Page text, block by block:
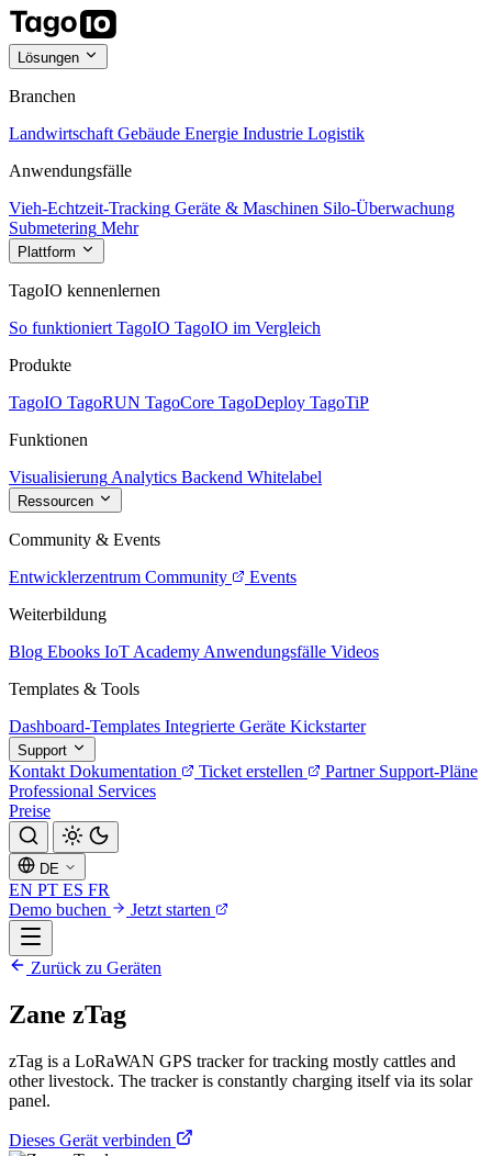
Lösungen
Branchen
Landwirtschaft Gebäude Energie Industrie Logistik
Anwendungsfälle
Vieh-Echtzeit-Tracking Geräte & Maschinen Silo-Überwachung
Submetering Mehr
Plattform
TagoIO kennenlernen
So funktioniert TagoIO TagoIO im Vergleich
Produkte
TagoIO TagoRUN TagoCore TagoDeploy TagoTiP
Funktionen
Visualisierung Analytics Backend Whitelabel
Ressourcen
Community & Events
Entwicklerzentrum Community
Events
Weiterbildung
Blog Ebooks IoT Academy Anwendungsfälle Videos
Templates & Tools
Dashboard-Templates Integrierte Geräte Kickstarter
Support
Kontakt Dokumentation Ticket erstellen Partner Support-Pläne
Professional Services
Preise
DE
EN PT ES FR
Demo buchen
Jetzt starten
Zurück zu Geräten
Zane zTag
zTag is a LoRaWAN GPS tracker for tracking mostly cattles and
other livestock. The tracker is constantly charging itself via its solar
panel.
Dieses Gerät verbinden